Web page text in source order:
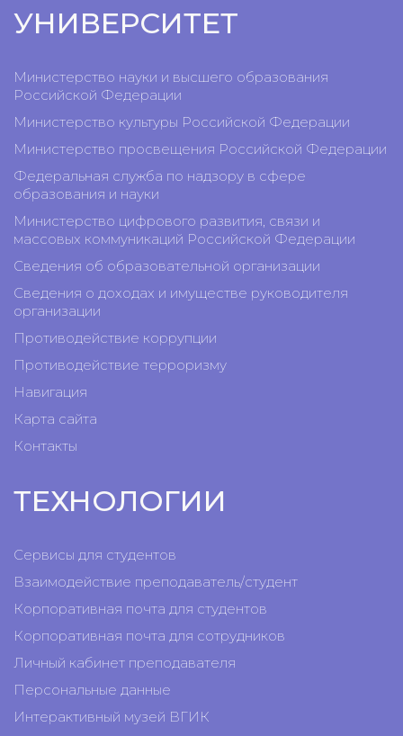
УНИВЕРСИТЕТ
Министерство науки и высшего образования
Российской Федерации
Министерство культуры Российской Федерации
Министерство просвещения Российской Федерации
Федеральная служба по надзору в сфере
образования и науки
Министерство цифрового развития, связи и
массовых коммуникаций Российской Федерации
Сведения об образовательной организации
Сведения о доходах и имуществе руководителя
организации
Противодействие коррупции
Противодействие терроризму
Навигация
Карта сайта
Контакты
ТЕХНОЛОГИИ
Сервисы для студентов
Взаимодействие преподаватель/студент
Корпоративная почта для студентов
Корпоративная почта для сотрудников
Личный кабинет преподавателя
Персональные данные
Интерактивный музей ВГИК